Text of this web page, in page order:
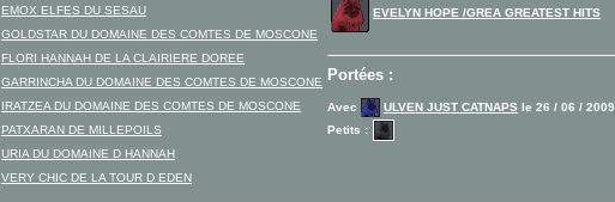
EMOX ELFES DU SESAU
GOLDSTAR DU DOMAINE DES COMTES DE MOSCONE
FLORI HANNAH DE LA CLAIRIERE DOREE
GARRINCHA DU DOMAINE DES COMTES DE MOSCONE
IRATZEA DU DOMAINE DES COMTES DE MOSCONE
PATXARAN DE MILLEPOILS
URIA DU DOMAINE D HANNAH
VERY CHIC DE LA TOUR D EDEN
EVELYN HOPE /GREA GREATEST HITS
Portées :
Avec ULVEN JUST CATNAPS le 26 / 06 / 2009
Petits :